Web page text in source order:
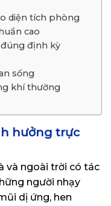
diện tích phòng
cao
đúng định kỳ
sống
khí thường
hưởng trực
và ngoài trời có tác
người nhạy
dị ứng, hen